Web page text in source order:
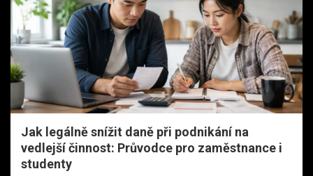
Jak legálně snížit daně při podnikání na
vedlejší činnost: Průvodce pro zaměstnance i
studenty